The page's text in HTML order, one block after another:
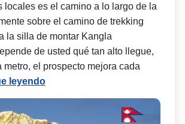
locales es el camino a lo largo de la
sobre el camino de trekking
la silla de montar Kangla
de usted qué tan alto llegue,
metro, el prospecto mejora cada
leyendo